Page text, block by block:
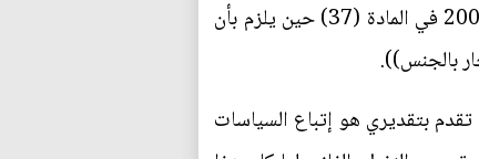
للشروط المجحفة، وكل ما تقدم يمثل انتهاك لحقوق الفرد العراقي التي يعبر عنها الدستور العراقي للعام 2005 في المادة (37) حين يلزم بأن
بالجنس)).
بتقديري هو إتباع السياسات